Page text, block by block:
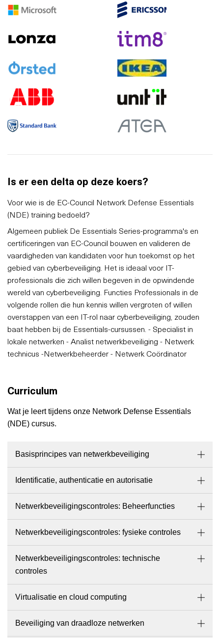
Is er een delta op deze koers?
Voor wie is de EC-Council Network Defense Essentials
(NDE) training bedoeld?
Algemeen publiek De Essentials Series-programma's en
certificeringen van EC-Council bouwen en valideren de
vaardigheden van kandidaten voor hun toekomst op het
gebied van cyberbeveiliging. Het is ideaal voor IT-
professionals die zich willen begeven in de opwindende
wereld van cyberbeveiliging. Functies Professionals in de
volgende rollen die hun kennis willen vergroten of willen
overstappen van een IT-rol naar cyberbeveiliging, zouden
baat hebben bij de Essentials-cursussen. - Specialist in
lokale netwerken - Analist netwerkbeveiliging - Netwerk
technicus -Netwerkbeheerder - Netwerk Coördinator
Curriculum
Wat je leert tijdens onze Network Defense Essentials
(NDE) cursus.
Basisprincipes van netwerkbeveiliging
Identificatie, authenticatie en autorisatie
Netwerkbeveiligingscontroles: Beheerfuncties
Netwerkbeveiligingscontroles: fysieke controles
Netwerkbeveiligingscontroles: technische
controles
Virtualisatie en cloud computing
Beveiliging van draadloze netwerken